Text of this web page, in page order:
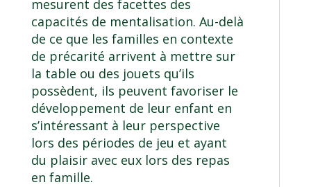
mesurent des facettes des
capacités de mentalisation. Au-delà
de ce que les familles en contexte
de précarité arrivent à mettre sur
la table ou des jouets qu’ils
possèdent, ils peuvent favoriser le
développement de leur enfant en
s’intéressant à leur perspective
lors des périodes de jeu et ayant
du plaisir avec eux lors des repas
en famille.